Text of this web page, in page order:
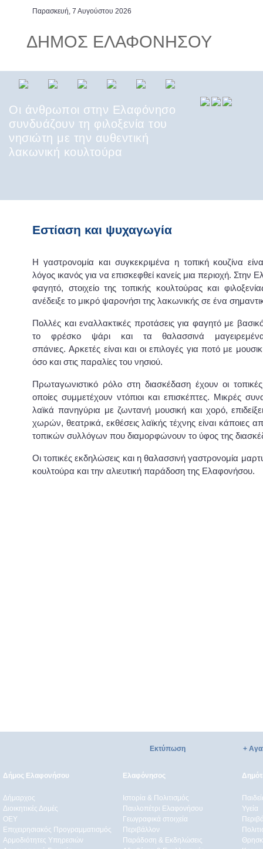
Παρασκευή, 7 Αυγούστου 2026
ΔΗΜΟΣ ΕΛΑΦΟΝΗΣΟΥ
Οι άνθρωποι στην Ελαφόνησο
συνδυάζουν τη φιλοξενία του
νησιώτη με την αυθεντική
λακωνική κουλτούρα
υποθαλάσσια μνημεία
Ελαφόνησος, το μοναδικό νησί
της Πελοποννήσου
Ελαφόνησος, τουριστικός
δείκτες επισκεψιμότητας
ισχυρό αλιευτικό στόλο
Εστίαση και ψυχαγωγία
Η γαστρονομία και συγκεκριμένα η τοπική κουζίνα
λόγος ικανός για να επισκεφθεί κανείς μια περιοχή. Στην
φαγητό, στοιχείο της τοπικής κουλτούρας και
ανέδειξε το μικρό ψαρονήσι της λακωνικής σε ένα
Πολλές και εναλλακτικές προτάσεις για φαγητό με
το φρέσκο ψάρι και τα θαλασσινά
σπάνιες. Αρκετές είναι και οι επιλογές για ποτό με
όσο και στις παραλίες του νησιού.
Πρωταγωνιστικό ρόλο στη διασκέδαση έχουν οι
οποίες συμμετέχουν ντόπιοι και επισκέπτες. Μικρές
λαϊκά πανηγύρια με ζωντανή μουσική και χορό,
χωρών, θεατρικά, εκθέσεις λαϊκής τέχνης είναι κάποιες
τοπικών συλλόγων που διαμορφώνουν το ύφος της
Οι τοπικές εκδηλώσεις και η θαλασσινή γαστρονομία
κουλτούρα και την αλιευτική παράδοση της Ελαφονήσου.
Εκτύπωση +
Δήμος Ελαφονήσου
Δήμαρχος
Διοικητικές Δομές
ΟEΥ
Επιχειρησιακός Προγραμματισμός
Αρμοδιότητες Υπηρεσιών
Ελαφόνησος
Ιστορία & Πολιτισμός
Παυλοπέτρι Ελαφονήσου
Γεωγραφικά στοιχεία
Περιβάλλον
Παράδοση & Εκδηλώσεις
Υγεία